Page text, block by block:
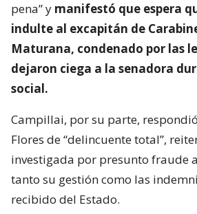
pena” y manifestó que espera
indulte al excapitán de
Maturana, condenado por las
dejaron ciega a la senadora
social.
Campillai, por su parte,
Flores de “delincuente total”,
investigada por presunto fraude
tanto su gestión como las
recibido del Estado.